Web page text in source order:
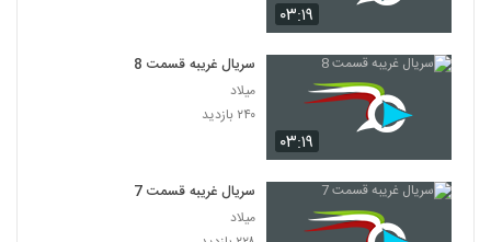
۰۳:۱۹
۰۳:۱۹
سریال غریبه قسمت 8
میلاد
۲۴۰ بازدید
سریال غریبه قسمت 7
میلاد